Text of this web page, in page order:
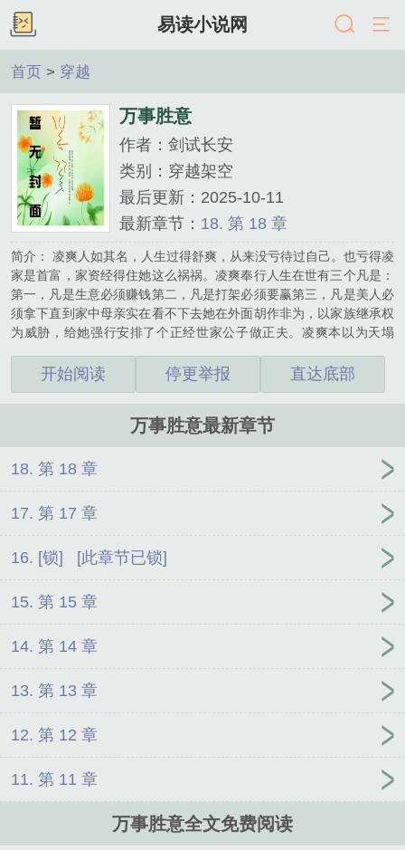
易读小说网
首页 > 穿越
万事胜意
作者：剑试长安
类别：穿越架空
最后更新：2025-10-11
最新章节： 18. 第 18 章
简介： 凌爽人如其名，人生过得舒爽，从来没亏待过自己。也亏得凌
家是首富，家资经得住她这么祸祸。凌爽奉行人生在世有三个凡是：
第一，凡是生意必须赚钱第二，凡是打架必须要赢第三，凡是美人必
须拿下直到家中母亲实在看不下去她在外面胡作非为，以家族继承权
为威胁，给她强行安排了个正经世家公子做正夫。凌爽本以为天塌
来，花样招数层出不穷。注意避雷：1.女尊文，大量私设，男女生理
结构正常，女生子2.BG，道德感强者慎入
开始阅读 停更举报 直达底部
万事胜意最新章节
18. 第 18 章
17. 第 17 章
16. [锁] [此章节已锁]
15. 第 15 章
14. 第 14 章
13. 第 13 章
12. 第 12 章
11. 第 11 章
万事胜意全文免费阅读